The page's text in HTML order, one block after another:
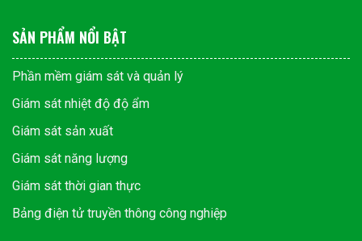
SẢN PHẨM NỔI BẬT
Phần mềm giám sát và quản lý
Giám sát nhiệt độ độ ẩm
Giám sát sản xuất
Giám sát năng lượng
Giám sát thời gian thực
Bảng điện tử truyền thông công nghiệp